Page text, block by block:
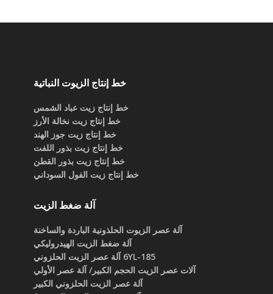
خط إنتاج الزيوت النباتية
خط إنتاج زيت عباد الشمس
خط إنتاج زيت نخالة الأرز
خط إنتاج زيت جوز الهند
خط إنتاج زيت بذور اللفت
خط إنتاج زيت بذور القطن
خط إنتاج زيت الفول السوداني
آلة ضغط الزيت
آلة عصر الزيوت الحلذونية الباردة والساخنة
آلة ضغط الزيت الهيدروليكي
6YL-185 آلة عصر الزيت الحلزوني
آلات عصر الزيت الحجم الكبير/ آلة عصر الأولي
آلة عصر الزيت الحلزوني الكبير